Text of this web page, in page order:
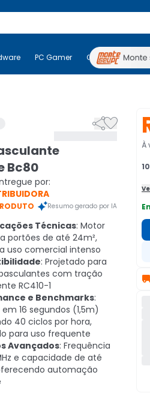
Hardware PC Gamer
PC Gamer Computadores

Bc80
por:
Resumo gerado por IA
Técnicas: Motor
portões de até 24m²,
uso comercial intenso
: Projetado para
com tração
RC410-1
e Benchmarks:
16 segundos (1,5m)
40 ciclos por hora,
para uso frequente
Avançados: Frequência
e capacidade de até
automação
À
10